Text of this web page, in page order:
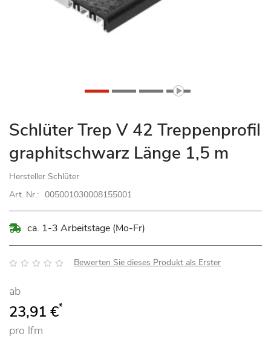
Zum
Anfang
der
Bildgalerie
springen
Schlüter Trep V 42 Treppenprofil
graphitschwarz Länge 1,5 m
Hersteller Schlüter
Art. Nr.: 005001030008155001
ca. 1-3 Arbeitstage (Mo-Fr)
Bewertung: Bewerten Sie dieses Produkt als Erster
ab
23,91 €*
pro lfm